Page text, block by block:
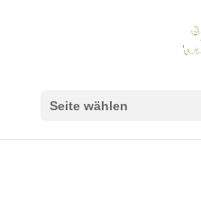
Seite wählen